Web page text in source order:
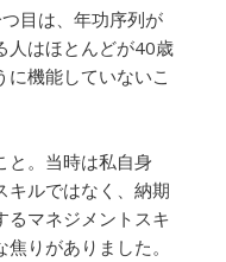
目は、年功序列が
人はほとんどが40歳
に機能していないこ
と。当時は私自身
キルではなく、納期
るマネジメントスキ
りがありました。